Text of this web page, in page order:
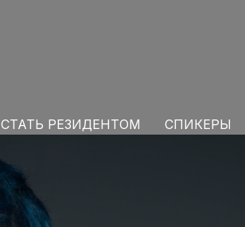
СТАТЬ РЕЗИДЕНТОМ СПИКЕРЫ